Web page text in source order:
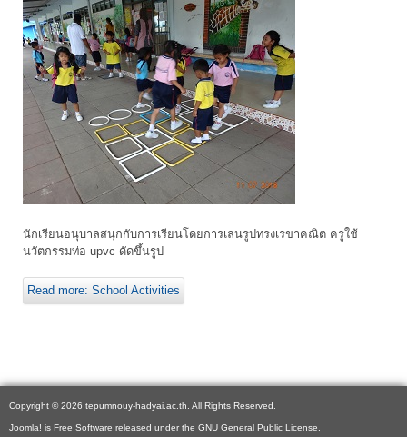
นักเรียนอนุบาลสนุกกับการเรียนโดยการเล่นรูปทรงเรขาคณิต ครูใช้
นวัตกรรมท่อ upvc ดัดขึ้นรูป
Read more: School Activities
Copyright © 2026 tepumnouy-hadyai.ac.th. All Rights Reserved.
Joomla! is Free Software released under the GNU General Public License.